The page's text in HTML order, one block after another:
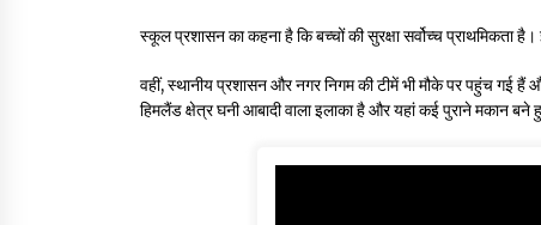
स्कूल प्रशासन का कहना है कि बच्चों की सुरक्षा सर्वोच्च प्राथमिकता है।
वहीं, स्थानीय प्रशासन और नगर निगम की टीमें भी मौके पर पहुंच गई हैं
हिमलैंड क्षेत्र घनी आबादी वाला इलाका है और यहां कई पुराने मकान